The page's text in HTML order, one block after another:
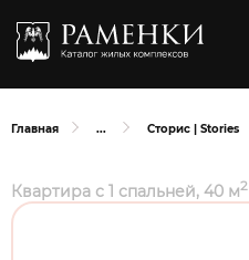
Главная Сторис | Stories
Квартира с 1 спальней, 40 м2